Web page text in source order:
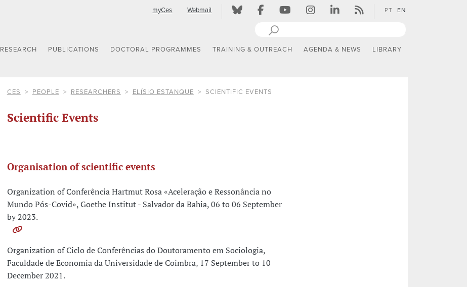
myCes Webmail PT EN
RESEARCH PUBLICATIONS DOCTORAL PROGRAMMES TRAINING & OUTREACH AGENDA & NEWS LIBRARY
CES PEOPLE RESEARCHERS ELÍSIO ESTANQUE SCIENTIFIC EVENTS
Scientific Events
Organisation of scientific events
Organization of Conferência Hartmut Rosa «Aceleração e Ressonância no
Mundo Pós-Covid», Goethe Institut - Salvador da Bahia, 06 to 06 September
by 2023.
Organization of Ciclo de Conferências do Doutoramento em Sociologia,
Faculdade de Economia da Universidade de Coimbra, 17 September to 10
December 2021.